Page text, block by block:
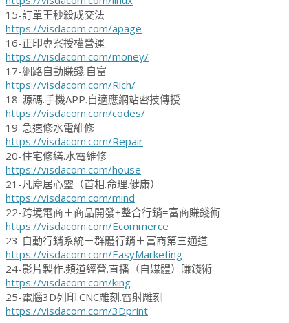
15-訂單王秒殺成交法
https://visdacom.com/apage
16-正印專案授權營運
https://visdacom.com/money/
17-網路自動賺錢.自富
https://visdacom.com/Rich/
18-源碼.手機APP.自適應網站密技傳授
https://visdacom.com/codes/
19-急速修水電維修
https://visdacom.com/Repair
20-住宅修繕.水電維修
https://visdacom.com/house
21-凡塵居心靈（首相.命理.健康）
https://visdacom.com/mind
22-跨境電商＋商品開發+整合行銷=富商賺錢術
https://visdacom.com/Ecommerce
23-自動行銷系統＋群體行銷＋富商第三通道
https://visdacom.com/EasyMarketing
24-影片製作.頻道經營.直播（自媒體）賺錢術
https://visdacom.com/king
25-電腦3D列印.CNC雕刻.雷射雕刻
https://visdacom.com/3Dprint